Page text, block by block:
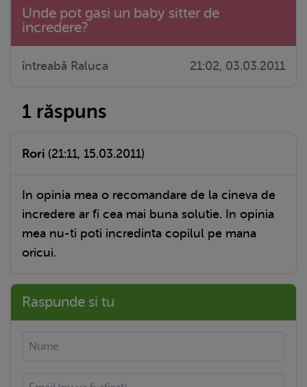
Unde pot gasi un baby sitter de
incredere?
întreabă Raluca 21:02, 03.03.2011
1 răspuns
Rori (21:11, 15.03.2011)
In opinia mea o recomandare de la cineva de
incredere ar fi cea mai buna solutie. In opinia
mea nu-ti poti incredinta copilul pe mana
oricui.
Raspunde si tu